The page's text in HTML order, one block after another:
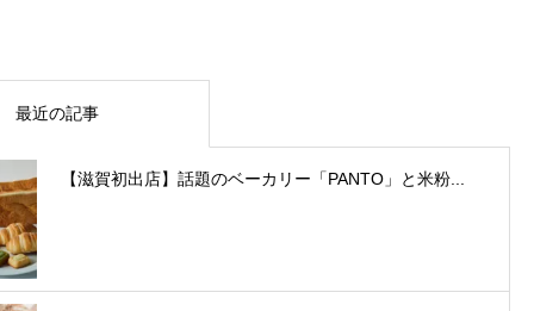
最近の記事
【滋賀初出店】話題のベーカリー「PANTO」と米粉...